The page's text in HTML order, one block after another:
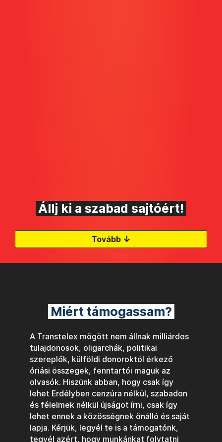
Állj ki a szabad sajtóért!
Tovább ↓
Miért támogassam?
A Transtelex mögött nem állnak milliárdos
tulajdonosok, oligarchák, politikai
szereplők, külföldi donoroktól érkező
óriási összegek, fenntartói maguk az
olvasók. Hiszünk abban, hogy csak így
lehet Erdélyben cenzúra nélkül, szabadon
és félelmek nélkül újságot írni, csak így
lehet ennek a közösségnek önálló és saját
lapja. Kérjük, legyél te is a támogatónk,
tegyél azért, hogy munkánkat folytatni